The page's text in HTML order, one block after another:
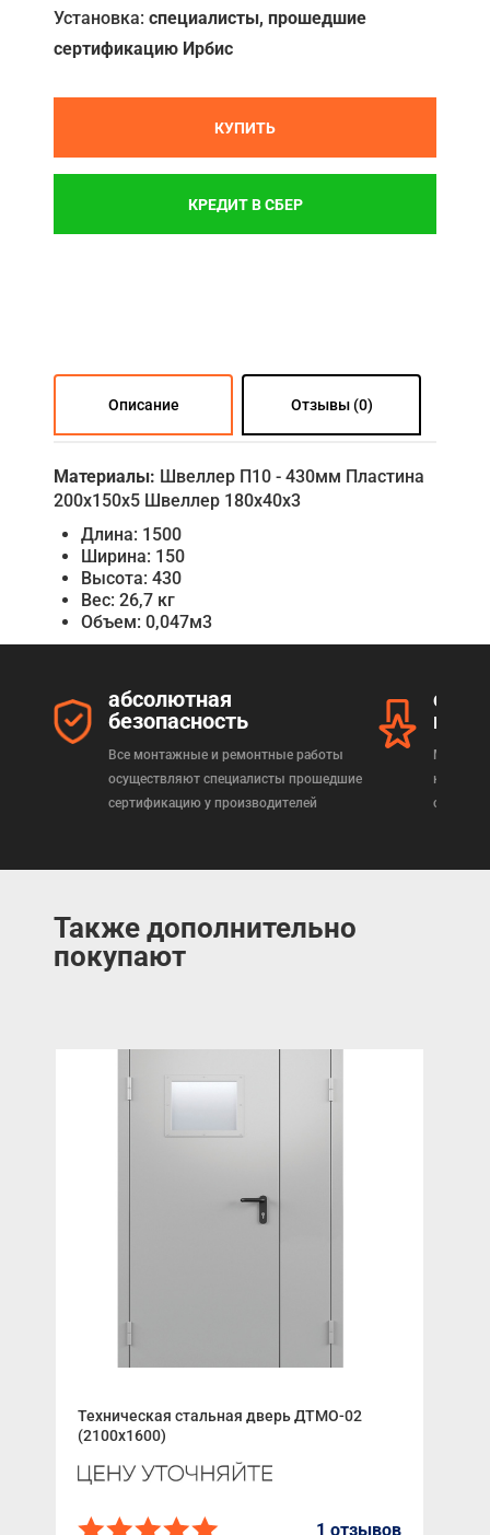
Установка: специалисты, прошедшие
сертификацию Ирбис
КУПИТЬ
КРЕДИТ В СБЕР
Описание Отзывы (0)
Материалы: Швеллер П10 - 430мм Пластина
200х150х5 Швеллер 180х40х3
Длина: 1500
Ширина: 150
Высота: 430
Вес: 26,7 кг
Объем: 0,047м3
абсолютная
безопасность
Все монтажные и ремонтные работы
осуществляют специалисты прошедшие
сертификацию у производителей
Мы
Также дополнительно
покупают
Техническая стальная дверь ДТМО-02
(2100x1600)
1 отзывов